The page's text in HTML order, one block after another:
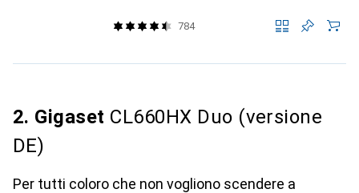
784
2. Gigaset CL660HX Duo (versione
DE)
Per tutti coloro che non vogliono scendere a